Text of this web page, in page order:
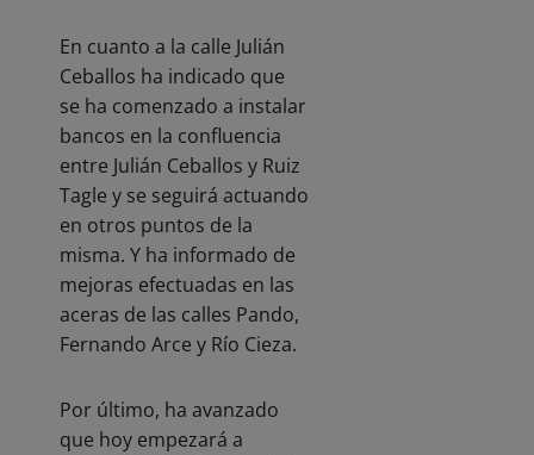
En cuanto a la calle Julián
Ceballos ha indicado que
se ha comenzado a instalar
bancos en la confluencia
entre Julián Ceballos y Ruiz
Tagle y se seguirá actuando
en otros puntos de la
misma. Y ha informado de
mejoras efectuadas en las
aceras de las calles Pando,
Fernando Arce y Río Cieza.
Por último, ha avanzado
que hoy empezará a